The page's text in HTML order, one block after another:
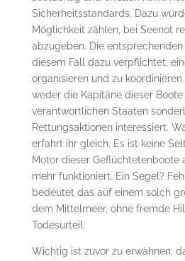
Sicherheitsstandards. Dazu
Möglichkeit zählen, bei Seenot
abzugeben. Die
diesem Fall dazu verpflichtet,
organisieren und zu
weder die Kapitäne dieser
verantwortlichen Staaten
Rettungsaktionen interessiert.
erfahrt ihr gleich. Es ist keine
Motor dieser Geflüchtetenboote
mehr funktioniert. Ein Segel?
bedeutet das auf einem solch
dem Mittelmeer, ohne fremde
Todesurteil.
Wichtig ist zuvor zu erwähnen,